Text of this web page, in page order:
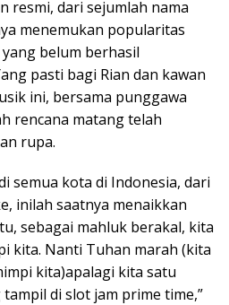
resmi, dari sejumlah nama
menemukan popularitas
belum berhasil
pasti bagi Rian dan kawan
ini, bersama punggawa
rencana matang telah
rupa.
semua kota di Indonesia, dari
inilah saatnya menaikkan
sebagai mahluk berakal, kita
kita. Nanti Tuhan marah (kita
kita)apalagi kita satu
di slot jam prime time,”